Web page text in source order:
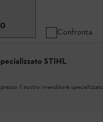
Confronta
STIHL
il nostro rivenditore